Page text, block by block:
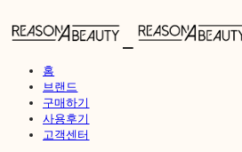
홈
브랜드
구매하기
사용후기
고객센터